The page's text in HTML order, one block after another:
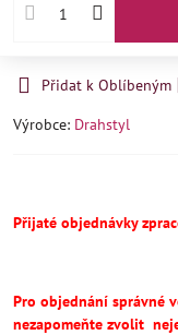
Přidat k Oblíbeným
Výrobce: Drahstyl
Přijaté objednávky
Pro objednání správné
nezapomeňte zvolit